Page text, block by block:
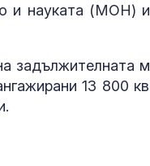
и науката (МОН)
задължителната
13 800